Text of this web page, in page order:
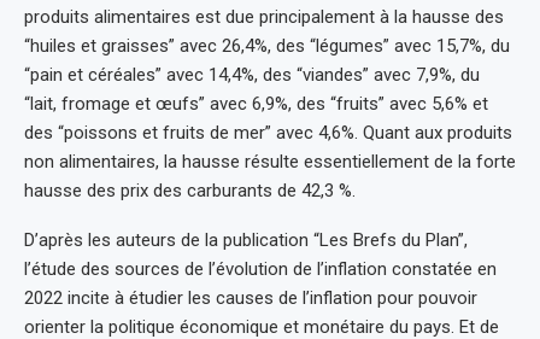
produits alimentaires est due principalement à la hausse des
“huiles et graisses” avec 26,4%, des “légumes” avec 15,7%, du
“pain et céréales” avec 14,4%, des “viandes” avec 7,9%, du
“lait, fromage et œufs” avec 6,9%, des “fruits” avec 5,6% et
des “poissons et fruits de mer” avec 4,6%. Quant aux produits
non alimentaires, la hausse résulte essentiellement de la forte
hausse des prix des carburants de 42,3 %.
D’après les auteurs de la publication “Les Brefs du Plan”,
l’étude des sources de l’évolution de l’inflation constatée en
2022 incite à étudier les causes de l’inflation pour pouvoir
orienter la politique économique et monétaire du pays. Et de